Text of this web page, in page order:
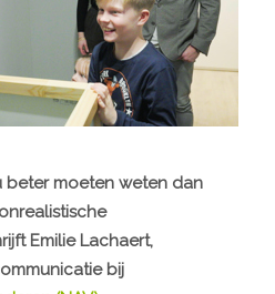
moeten weten dan
Emilie Lachaert,
bij